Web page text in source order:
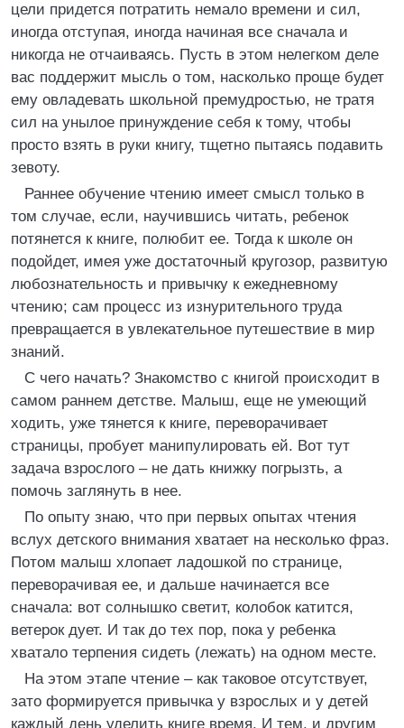
цели придется потратить немало времени и сил,
иногда отступая, иногда начиная все сначала и
никогда не отчаиваясь. Пусть в этом нелегком деле
вас поддержит мысль о том, насколько проще будет
ему овладевать школьной премудростью, не тратя
сил на унылое принуждение себя к тому, чтобы
просто взять в руки книгу, тщетно пытаясь подавить
зевоту.
Раннее обучение чтению имеет смысл только в
том случае, если, научившись читать, ребенок
потянется к книге, полюбит ее. Тогда к школе он
подойдет, имея уже достаточный кругозор, развитую
любознательность и привычку к ежедневному
чтению; сам процесс из изнурительного труда
превращается в увлекательное путешествие в мир
знаний.
С чего начать? Знакомство с книгой происходит в
самом раннем детстве. Малыш, еще не умеющий
ходить, уже тянется к книге, переворачивает
страницы, пробует манипулировать ей. Вот тут
задача взрослого – не дать книжку погрызть, а
помочь заглянуть в нее.
По опыту знаю, что при первых опытах чтения
вслух детского внимания хватает на несколько фраз.
Потом малыш хлопает ладошкой по странице,
переворачивая ее, и дальше начинается все
сначала: вот солнышко светит, колобок катится,
ветерок дует. И так до тех пор, пока у ребенка
хватало терпения сидеть (лежать) на одном месте.
На этом этапе чтение – как таковое отсутствует,
зато формируется привычка у взрослых и у детей
каждый день уделить книге время. И тем, и другим